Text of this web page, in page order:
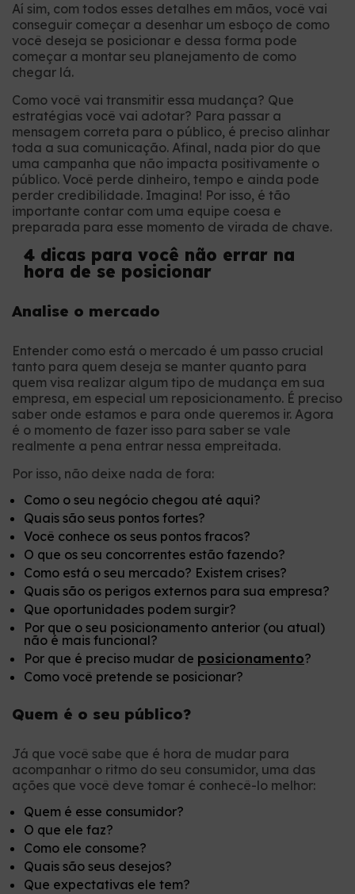
Aí sim, com todos esses detalhes em mãos, você vai
conseguir começar a desenhar um esboço de como
você deseja se posicionar e dessa forma pode
começar a montar seu planejamento de como
chegar lá.
Como você vai transmitir essa mudança? Que
estratégias você vai adotar? Para passar a
mensagem correta para o público, é preciso alinhar
toda a sua comunicação. Afinal, nada pior do que
uma campanha que não impacta positivamente o
público. Você perde dinheiro, tempo e ainda pode
perder credibilidade. Imagina! Por isso, é tão
importante contar com uma equipe coesa e
preparada para esse momento de virada de chave.
4 dicas para você não errar na
hora de se posicionar
Analise o mercado
Entender como está o mercado é um passo crucial
tanto para quem deseja se manter quanto para
quem visa realizar algum tipo de mudança em sua
empresa, em especial um reposicionamento. É preciso
saber onde estamos e para onde queremos ir. Agora
é o momento de fazer isso para saber se vale
realmente a pena entrar nessa empreitada.
Por isso, não deixe nada de fora:
Como o seu negócio chegou até aqui?
Quais são seus pontos fortes?
Você conhece os seus pontos fracos?
O que os seu concorrentes estão fazendo?
Como está o seu mercado? Existem crises?
Quais são os perigos externos para sua empresa?
Que oportunidades podem surgir?
Por que o seu posicionamento anterior (ou atual)
não é mais funcional?
Por que é preciso mudar de posicionamento?
Como você pretende se posicionar?
Quem é o seu público?
Já que você sabe que é hora de mudar para
acompanhar o ritmo do seu consumidor, uma das
ações que você deve tomar é conhecê-lo melhor:
Quem é esse consumidor?
O que ele faz?
Como ele consome?
Quais são seus desejos?
Que expectativas ele tem?